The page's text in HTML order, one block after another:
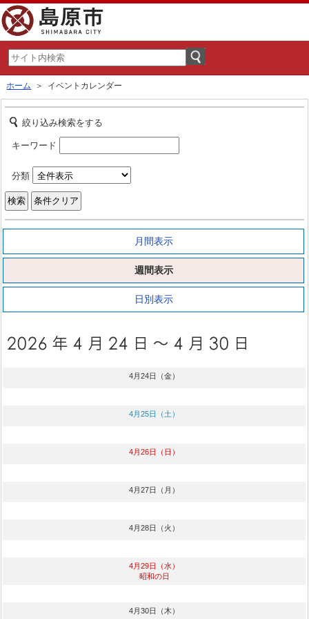
ホーム ＞ イベントカレンダー
絞り込み検索をする
キーワード
分類
月間表示
週間表示
日別表示
4月24日（金）
4月25日（土）
4月26日（日）
4月27日（月）
4月28日（火）
4月29日（水）
昭和の日
4月30日（木）